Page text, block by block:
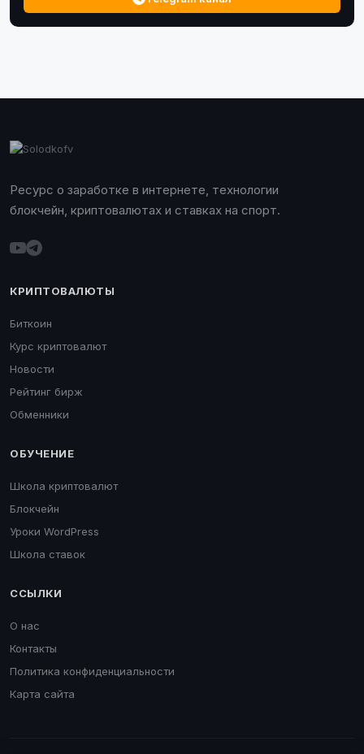
Ресурс о заработке в интернете, технологии
блокчейн, криптовалютах и ставках на спорт.
КРИПТОВАЛЮТЫ
Биткоин
Курс криптовалют
Новости
Рейтинг бирж
Обменники
ОБУЧЕНИЕ
Школа криптовалют
Блокчейн
Уроки WordPress
Школа ставок
ССЫЛКИ
О нас
Контакты
Политика конфиденциальности
Карта сайта